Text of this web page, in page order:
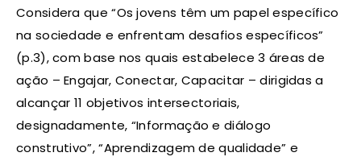
Considera que “Os jovens têm um papel específico
na sociedade e enfrentam desafios específicos”
(p.3), com base nos quais estabelece 3 áreas de
ação – Engajar, Conectar, Capacitar – dirigidas a
alcançar 11 objetivos intersectoriais,
designadamente, “Informação e diálogo
construtivo”, “Aprendizagem de qualidade” e